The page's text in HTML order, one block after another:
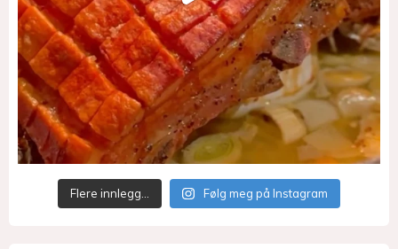
Flere innlegg… Følg meg på Instagram